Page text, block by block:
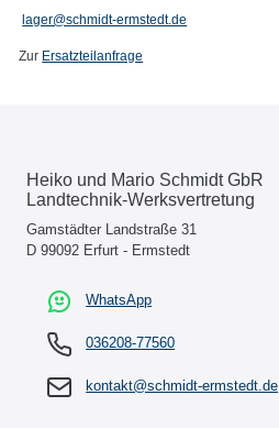
lager@schmidt-ermstedt.de
Zur Ersatzteilanfrage
Heiko und Mario Schmidt GbR
Landtechnik-Werksvertretung
Gamstädter Landstraße 31
D 99092 Erfurt - Ermstedt
WhatsApp
036208-77560
kontakt@schmidt-ermstedt.de